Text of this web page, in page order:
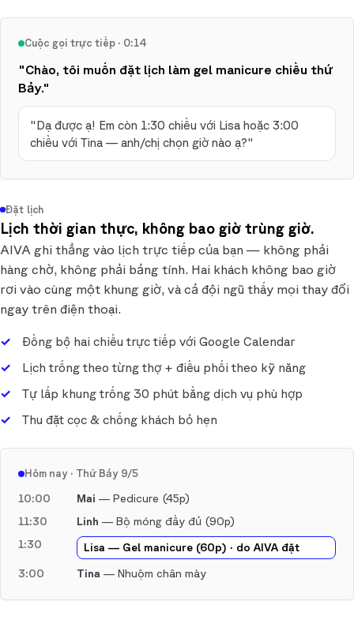
Cuộc gọi trực tiếp · 0:14
"Chào, tôi muốn đặt lịch làm gel manicure chiều thứ
Bảy."
"Dạ được ạ! Em còn 1:30 chiều với Lisa hoặc 3:00
chiều với Tina — anh/chị chọn giờ nào ạ?"
Đặt lịch
Lịch thời gian thực, không bao giờ trùng giờ.
AIVA ghi thẳng vào lịch trực tiếp của bạn — không phải
hàng chờ, không phải bảng tính. Hai khách không bao giờ
rơi vào cùng một khung giờ, và cả đội ngũ thấy mọi thay đổi
ngay trên điện thoại.
Đồng bộ hai chiều trực tiếp với Google Calendar
Lịch trống theo từng thợ + điều phối theo kỹ năng
Tự lấp khung trống 30 phút bằng dịch vụ phù hợp
Thu đặt cọc & chống khách bỏ hẹn
Hôm nay · Thứ Bảy 9/5
10:00
Mai — Pedicure (45p)
11:30
Linh — Bộ móng đầy đủ (90p)
1:30
Lisa — Gel manicure (60p) · do AIVA đặt
3:00 Tina — Nhuộm chân mày